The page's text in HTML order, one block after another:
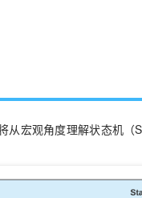
从宏观角度理解状态机